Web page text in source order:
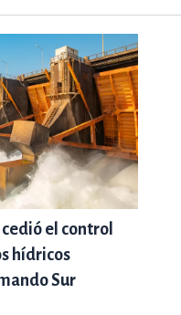
el control
hídricos
Sur